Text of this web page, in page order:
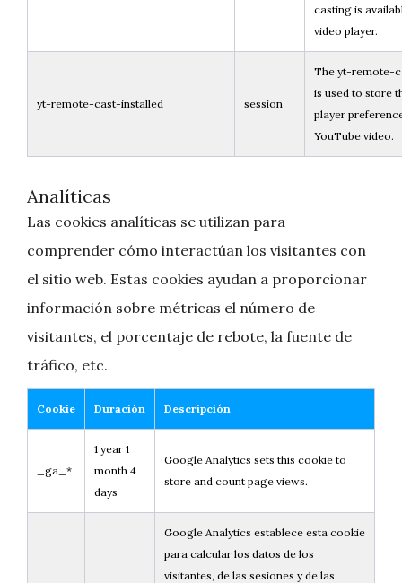
casting is
video player.
yt-remote-cast-installed session
The yt-remote-
is used to store
player
YouTube video.
Analíticas
Las cookies analíticas se utilizan para
comprender cómo interactúan los visitantes con
el sitio web. Estas cookies ayudan a proporcionar
información sobre métricas el número de
visitantes, el porcentaje de rebote, la fuente de
tráfico, etc.
Cookie Duración Descripción
_ga_*
1 year 1
month 4
days
Google Analytics sets this cookie to
store and count page views.
Google Analytics establece esta cookie
para calcular los datos de los
visitantes, de las sesiones y de las